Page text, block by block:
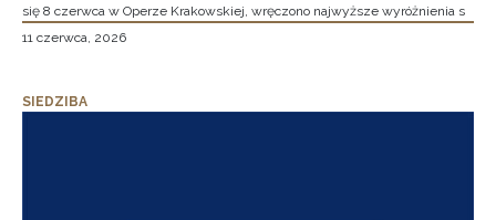
się 8 czerwca w Operze Krakowskiej, wręczono najwyższe wyróżnienia s
11 czerwca, 2026
SIEDZIBA